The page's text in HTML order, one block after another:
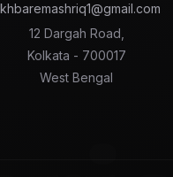
12 Dargah Road,
Kolkata - 700017
West Bengal